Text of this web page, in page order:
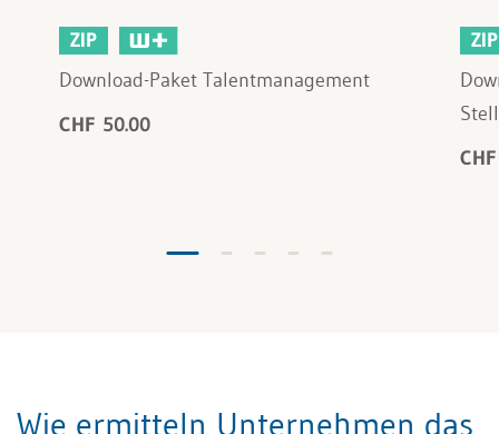
ZIP
Download-Paket Talentmanagement
CHF 50.00
ZIP
Wie ermitteln Unternehmen das